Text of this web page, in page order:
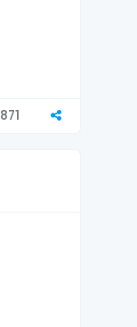
871